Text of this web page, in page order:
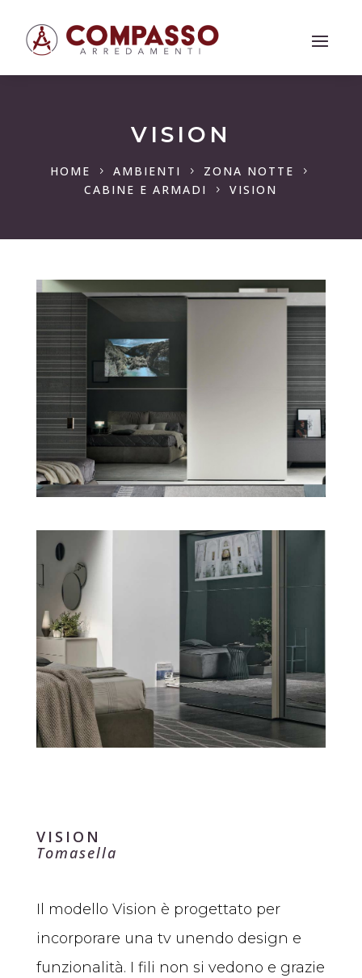
VISION
HOME 5 AMBIENTI 5 ZONA NOTTE 5
CABINE E ARMADI 5 VISION
VISION
Tomasella
Il modello Vision è progettato per
incorporare una tv unendo design e
funzionalità. I fili non si vedono e grazie